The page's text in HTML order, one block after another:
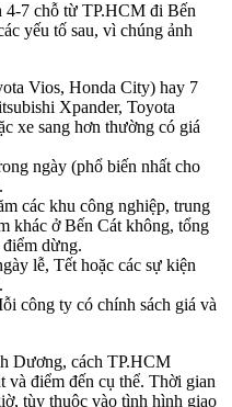
4-7 chỗ từ TP.HCM đi Bến
yếu tố sau, vì chúng ảnh
Vios, Honda City) hay 7
Xpander, Toyota
xe sang hơn thường có giá
ngày (phổ biến nhất cho
các khu công nghiệp, trung
khác ở Bến Cát không, tổng
dừng.
lễ, Tết hoặc các sự kiện
công ty có chính sách giá và
Dương, cách TP.HCM
và điểm đến cụ thể. Thời gian
tùy thuộc vào tình hình giao